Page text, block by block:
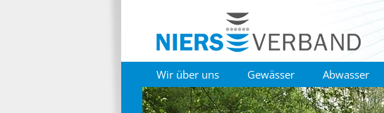
Wir über uns Gewässer Abwasser